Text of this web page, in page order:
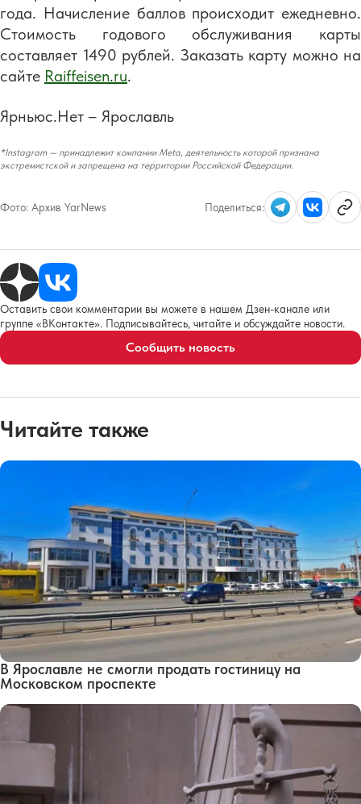
года. Начисление баллов происходит ежедневно.
Стоимость годового обслуживания карты
составляет 1490 рублей. Заказать карту можно на
сайте Raiffeisen.ru.
Ярньюс.Нет – Ярославль
*Instagram — принадлежит компании Meta, деятельность которой признана
экстремистской и запрещена на территории Российской Федерации.
Фото: Архив YarNews Поделиться:
Оставить свои комментарии вы можете в нашем Дзен-канале или
группе «ВКонтакте». Подписывайтесь, читайте и обсуждайте новости.
Сообщить новость
Читайте также
В Ярославле не смогли продать гостиницу на
Московском проспекте